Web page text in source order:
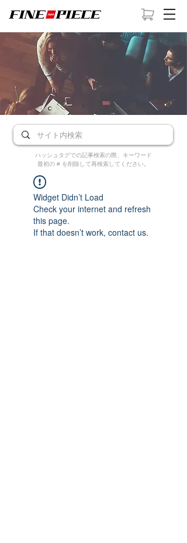
ハッシュタグでの記事検索の際、キーワード
最初の # を削除して再検索してください。
Widget Didn’t Load
Check your internet and refresh
this page.
If that doesn’t work, contact us.